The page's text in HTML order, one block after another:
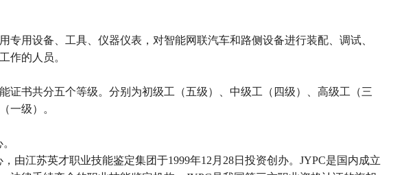
专用设备、工具、仪器仪表，对智能网联汽车和路侧设备进行装配、调试、
作的人员。
证书共分五个等级。 分别为初级工（五级）、中级工（四级）、高级工（三
一级）。
由江苏英才职业技能鉴定集团于1999年12月28日投资创办。JYPC是国内成立